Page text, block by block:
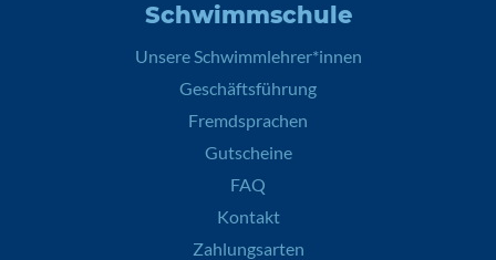
Schwimmschule
Unsere Schwimmlehrer*innen
Geschäftsführung
Fremdsprachen
Gutscheine
FAQ
Kontakt
Zahlungsarten